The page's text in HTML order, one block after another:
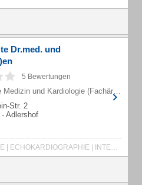
Dr.med. und
5 Bewertungen
Ärzte: Innere Medizin und Kardiologie (Fachärzte)
Str. 2
Adlershof
PRIVATMEDIZIN | KARDIOLOGIE | ECHOKARDIOGRAPHIE | INTERNISTEN | HERZKATHETER